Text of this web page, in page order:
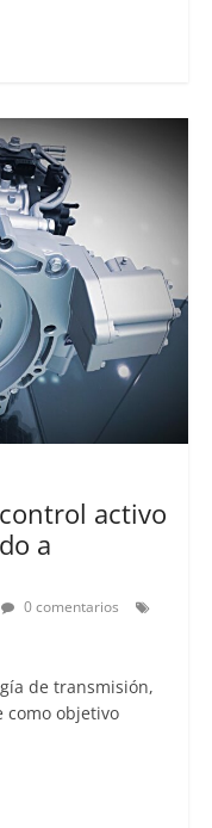
activo
a
0 comentarios
de transmisión,
como objetivo